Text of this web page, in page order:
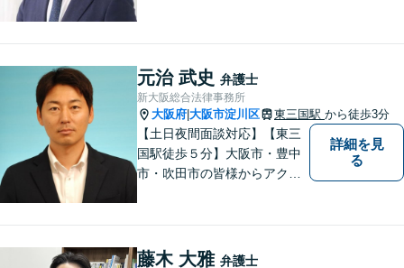
します。まずはお気軽にご相
談にいらしてください。【休
日夜間相談可】
元治 武史 弁護士
新大阪総合法律事務所
大阪府 大阪市淀川区 東三国駅 から徒歩3分
【土日夜間面談対応】【東三
国駅徒歩５分】大阪市・豊中
市・吹田市の皆様からアクセ
詳細を見
る
藤木 大雅 弁護士